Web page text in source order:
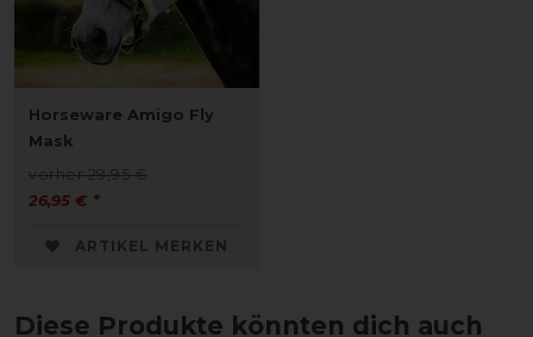
Horseware Amigo Fly
Mask
vorher 29,95 €
26,95 € *
ARTIKEL MERKEN
Diese Produkte könnten dich auch